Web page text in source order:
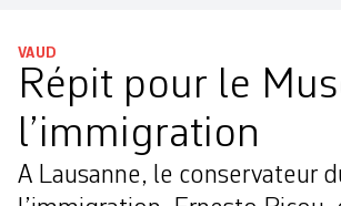
VAUD
Répit pour le
l’immigration
A Lausanne, le conservateur